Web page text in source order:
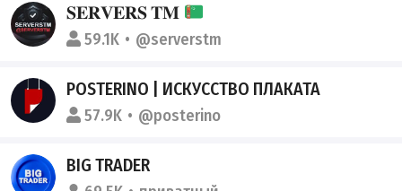
𝐒𝐄𝐑𝐕𝐄𝐑𝐒 𝐓𝐌
59.1K @serverstm
POSTERINO | ИСКУССТВО ПЛАКАТА
57.9K @posterino
BIG TRADER